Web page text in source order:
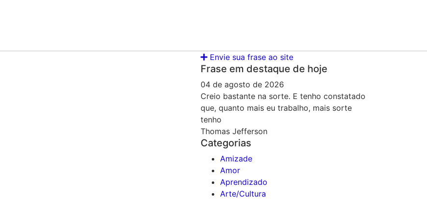
Envie sua frase ao site
Frase em destaque de hoje
04 de agosto de 2026
Creio bastante na sorte. E tenho constatado
que, quanto mais eu trabalho, mais sorte
tenho
Thomas Jefferson
Categorias
Amizade
Amor
Aprendizado
Arte/Cultura